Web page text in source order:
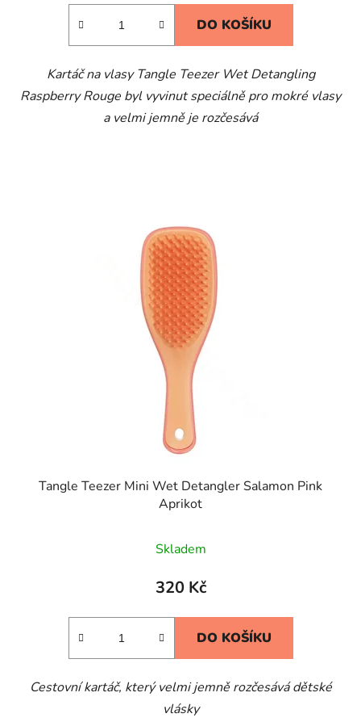
5,0
hvězdiček.
DO KOŠÍKU
Kartáč na vlasy Tangle Teezer Wet Detangling
Raspberry Rouge byl vyvinut speciálně pro mokré vlasy
a velmi jemně je rozčesává
Tangle Teezer Mini Wet Detangler Salamon Pink
Aprikot
Skladem
320 Kč
DO KOŠÍKU
Cestovní kartáč, který velmi jemně rozčesává dětské
vlásky